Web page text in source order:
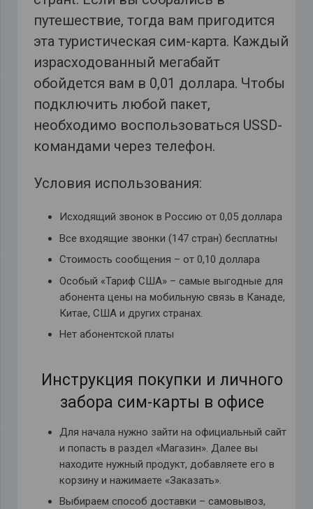
путешествие, тогда вам пригодится
эта туристическая сим-карта. Каждый
израсходованный мегабайт
обойдется вам в 0,01 доллара. Чтобы
подключить любой пакет,
необходимо воспользоваться USSD-
командами через телефон.
Условия использования:
Исходящий звонок в Россию от 0,05 доллара
Все входящие звонки (147 стран) бесплатны
Стоимость сообщения – от 0,10 доллара
Особый «Тариф США» – самые выгодные для
абонента цены на мобильную связь в Канаде,
Китае, США и других странах.
Нет абонентской платы
Инструкция покупки и личного
забора сим-карты в офисе
Для начала нужно зайти на официальный сайт
и попасть в раздел «Магазин». Далее вы
находите нужный продукт, добавляете его в
корзину и нажимаете «Заказать».
Выбираем способ доставки – самовывоз,